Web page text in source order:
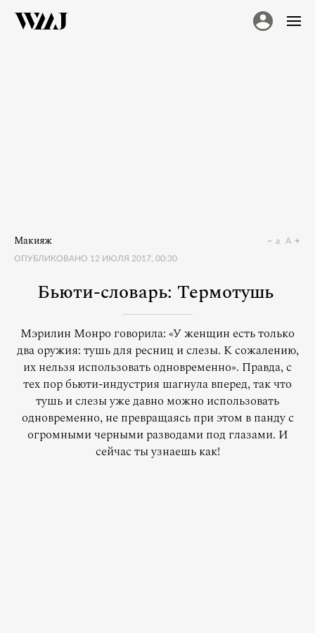
Макияж
ОПУБЛИКОВАНО 12 ИЮЛЯ 2017, 00:30
a A
Бьюти-словарь: Термотушь
Мэрилин Монро говорила: «У женщин есть только
два оружия: тушь для ресниц и слезы. К сожалению,
их нельзя использовать одновременно». Правда, с
тех пор бьюти-индустрия шагнула вперед, так что
тушь и слезы уже давно можно использовать
одновременно, не превращаясь при этом в панду с
огромными черными разводами под глазами. И
сейчас ты узнаешь как!